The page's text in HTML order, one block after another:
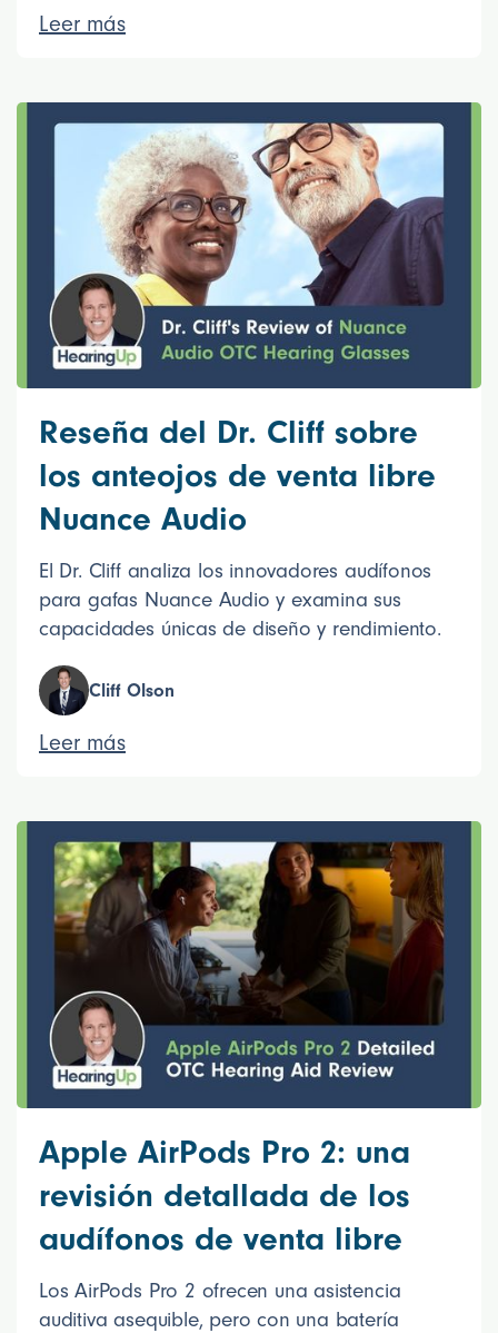
Leer más
Reseña del Dr. Cliff sobre
los anteojos de venta libre
Nuance Audio
El Dr. Cliff analiza los innovadores audífonos
para gafas Nuance Audio y examina sus
capacidades únicas de diseño y rendimiento.
Cliff Olson
Leer más
Apple AirPods Pro 2: una
revisión detallada de los
audífonos de venta libre
Los AirPods Pro 2 ofrecen una asistencia
auditiva asequible, pero con una batería